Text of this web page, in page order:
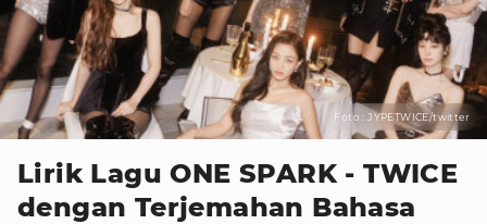
Foto : JYPETWICE/twitter
Lirik Lagu ONE SPARK - TWICE
dengan Terjemahan Bahasa